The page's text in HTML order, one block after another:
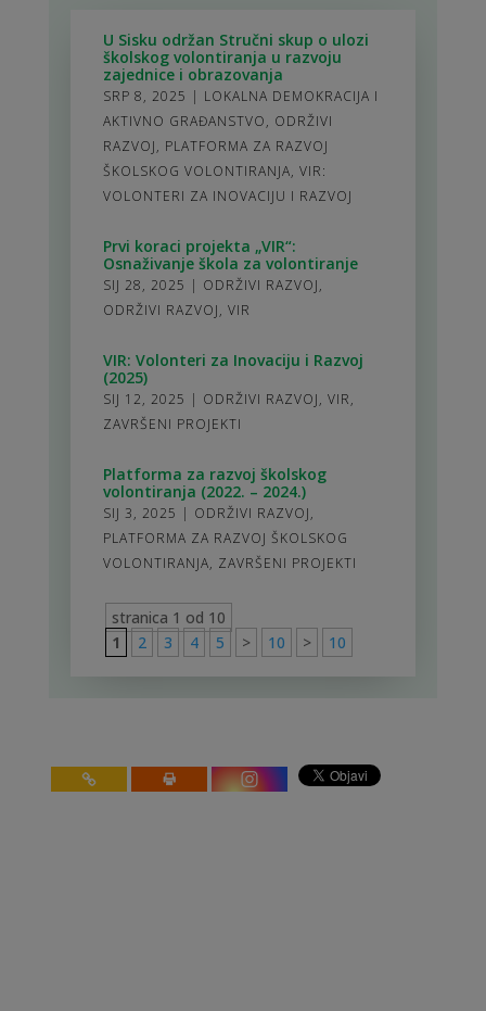
U Sisku održan Stručni skup o ulozi
školskog volontiranja u razvoju
zajednice i obrazovanja
SRP 8, 2025 | LOKALNA DEMOKRACIJA I
AKTIVNO GRAĐANSTVO, ODRŽIVI
RAZVOJ, PLATFORMA ZA RAZVOJ
ŠKOLSKOG VOLONTIRANJA, VIR:
VOLONTERI ZA INOVACIJU I RAZVOJ
Prvi koraci projekta „VIR“:
Osnaživanje škola za volontiranje
SIJ 28, 2025 | ODRŽIVI RAZVOJ,
ODRŽIVI RAZVOJ, VIR
VIR: Volonteri za Inovaciju i Razvoj
(2025)
SIJ 12, 2025 | ODRŽIVI RAZVOJ, VIR,
ZAVRŠENI PROJEKTI
Platforma za razvoj školskog
volontiranja (2022. – 2024.)
SIJ 3, 2025 | ODRŽIVI RAZVOJ,
PLATFORMA ZA RAZVOJ ŠKOLSKOG
VOLONTIRANJA, ZAVRŠENI PROJEKTI
stranica 1 od 10
1
2 3 4 5 > 10 > 10